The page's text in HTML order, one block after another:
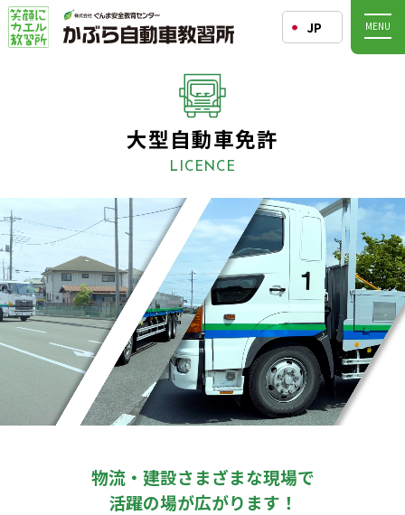
JP MENU
大型自動車免許
LICENCE
物流・建設さまざまな現場で
活躍の場が広がります！